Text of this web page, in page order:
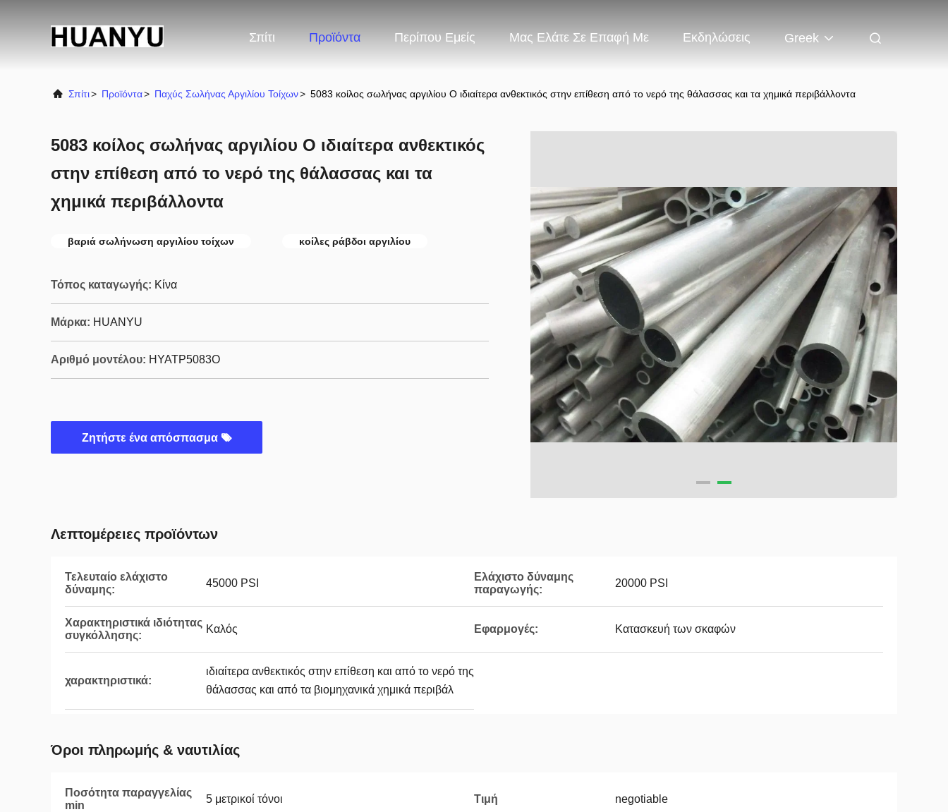
Σπίτι Προϊόντα Περίπου Εμείς Μας Ελάτε Σε Επαφή Με Εκδηλώσεις Greek
Σπίτι> Προϊόντα> Παχύς Σωλήνας Αργιλίου Τοίχων> 5083 κοίλος σωλήνας αργιλίου Ο ιδιαίτερα ανθεκτικός στην επίθεση από το νερό της θάλασσας και τα χημικά περιβάλλοντα
5083 κοίλος σωλήνας αργιλίου Ο ιδιαίτερα ανθεκτικός
στην επίθεση από το νερό της θάλασσας και τα
χημικά περιβάλλοντα
βαριά σωλήνωση αργιλίου τοίχων κοίλες ράβδοι αργιλίου
Τόπος καταγωγής: Κίνα
Μάρκα: HUANYU
Αριθμό μοντέλου: HYATP5083O
Ζητήστε ένα απόσπασμα
Λεπτομέρειες προϊόντων
Τελευταίο ελάχιστο
δύναμης:
45000 PSI
Ελάχιστο δύναμης
παραγωγής:
20000 PSI
Χαρακτηριστικά ιδιότητας
συγκόλλησης:
Καλός Εφαρμογές: Κατασκευή των σκαφών
χαρακτηριστικά:
ιδιαίτερα ανθεκτικός στην επίθεση και από το νερό της
θάλασσας και από τα βιομηχανικά χημικά περιβάλ
Όροι πληρωμής & ναυτιλίας
Ποσότητα παραγγελίας
min
5 μετρικοί τόνοι Τιμή negotiable